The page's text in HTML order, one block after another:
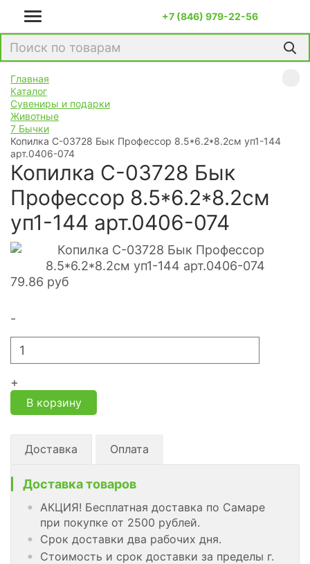
+7 (846) 979-22-56
Главная
Каталог
Сувениры и подарки
Животные
7 Бычки
Копилка С-03728 Бык Профессор 8.5*6.2*8.2см уп1-144
арт.0406-074
Копилка С-03728 Бык
Профессор 8.5*6.2*8.2см
уп1-144 арт.0406-074
79.86 руб
-
+
В корзину
Доставка Оплата
Доставка товаров
АКЦИЯ! Бесплатная доставка по Самаре
при покупке от 2500 рублей.
Срок доставки два рабочих дня.
Стоимость и срок доставки за пределы г.